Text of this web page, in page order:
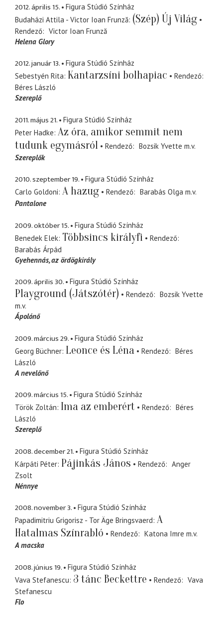
2012. április 15.
Figura Stúdió Színház
Budaházi Attila - Victor Ioan Frunză (Szép) Új Világ
Rendező
Victor Ioan Frunză
Helena Glory
2012. január 13.
Figura Stúdió Színház
Sebestyén Rita Kantarzsíni bolhapiac
Rendező
Béres László
Szereplő
2011. május 21.
Figura Stúdió Színház
Peter Hadke Az óra, amikor semmit nem
tudunk egymásról
Rendező Bozsik Yvette m.v.
Szereplők
2010. szeptember 19.
Figura Stúdió Színház
Carlo Goldoni A hazug Rendező Barabás Olga m.v.
Pantalone
2009. október 15.
Figura Stúdió Színház
Benedek Elek Többsincs királyfi
Rendező
Barabás Árpád
Gyehennás az ördögkirály
2009. április 30. Figura Stúdió Színház
Playground (Játszótér) Rendező
Bozsik Yvette
m.v.
Ápolónő
2009. március 29.
Figura Stúdió Színház
Georg Büchner Leonce és Léna Rendező
Béres
László
A nevelőnő
2009. március 15.
Figura Stúdió Színház
Török Zoltán Ima az emberért Rendező
Béres
László
Szereplő
2008. december 21.
Figura Stúdió Színház
Kárpáti Péter Pájinkás János Rendező
Anger
Zsolt
Nénnye
2008. november 3.
Figura Stúdió Színház
Papadimitriu Grigorisz - Tor Äge Bringsvaerd A
Hatalmas Színrabló
Rendező Katona Imre m.v.
A macska
2008. június 19.
Figura Stúdió Színház
Vava Stefanescu 3 tánc Beckettre Rendező
Vava
Stefanescu
Flo